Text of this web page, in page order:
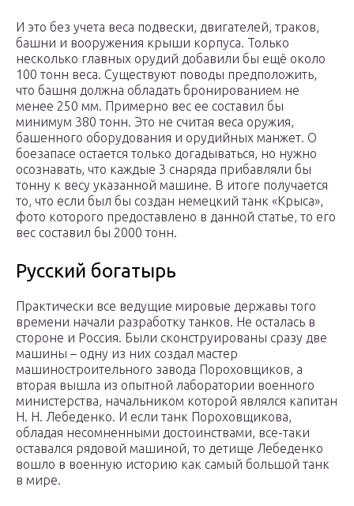
И это без учета веса подвески, двигателей, траков,
башни и вооружения крыши корпуса. Только
несколько главных орудий добавили бы ещё около
100 тонн веса. Существуют поводы предположить,
что башня должна обладать бронированием не
менее 250 мм. Примерно вес ее составил бы
минимум 380 тонн. Это не считая веса оружия,
башенного оборудования и орудийных манжет. О
боезапасе остается только догадываться, но нужно
осознавать, что каждые 3 снаряда прибавляли бы
тонну к весу указанной машине. В итоге получается
то, что если был бы создан немецкий танк «Крыса»,
фото которого предоставлено в данной статье, то его
вес составил бы 2000 тонн.
Русский богатырь
Практически все ведущие мировые державы того
времени начали разработку танков. Не осталась в
стороне и Россия. Были сконструированы сразу две
машины – одну из них создал мастер
машиностроительного завода Пороховщиков, а
вторая вышла из опытной лаборатории военного
министерства, начальником которой являлся капитан
Н. Н. Лебеденко. И если танк Пороховщикова,
обладая несомненными достоинствами, все-таки
оставался рядовой машиной, то детище Лебеденко
вошло в военную историю как самый большой танк
в мире.